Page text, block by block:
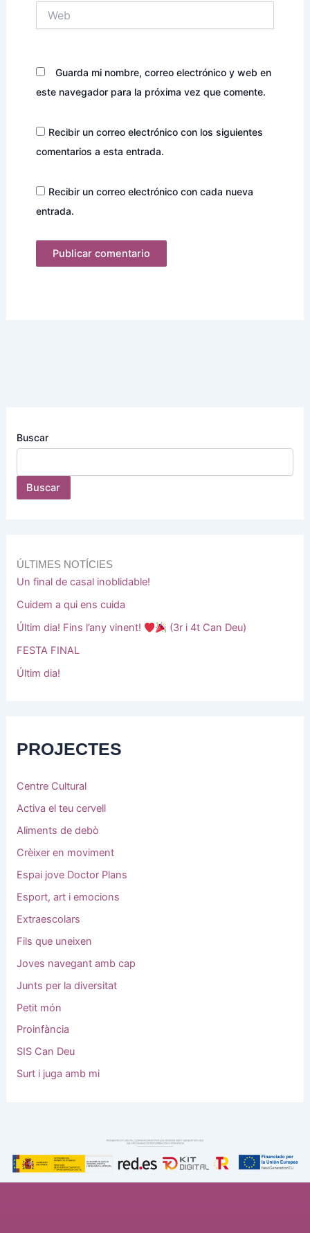
Guarda mi nombre, correo electrónico y web en
este navegador para la próxima vez que comente.
Recibir un correo electrónico con los siguientes
comentarios a esta entrada.
Recibir un correo electrónico con cada nueva
entrada.
Buscar
Buscar
ÚLTIMES NOTÍCIES
Un final de casal inoblidable!
Cuidem a qui ens cuida
Últim dia! Fins l’any vinent!
(3r i 4t Can Deu)
FESTA FINAL
Últim dia!
PROJECTES
Centre Cultural
Activa el teu cervell
Aliments de debò
Crèixer en moviment
Espai jove Doctor Plans
Esport, art i emocions
Extraescolars
Fils que uneixen
Joves navegant amb cap
Junts per la diversitat
Petit món
Proinfància
SIS Can Deu
Surt i juga amb mi